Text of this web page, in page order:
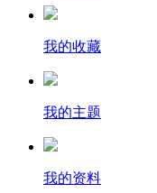
我的收藏
我的主题
我的资料